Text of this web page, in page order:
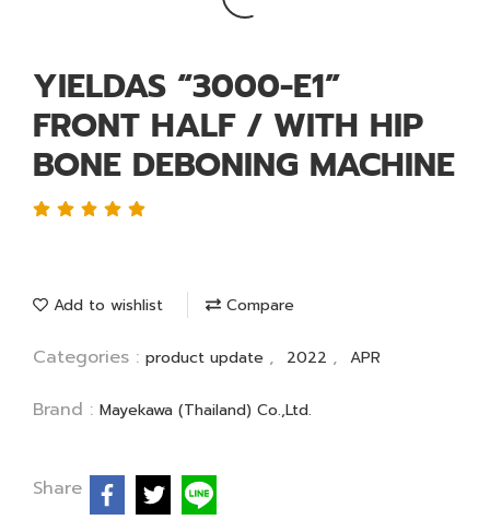
YIELDAS “3000-E1”
FRONT HALF / WITH HIP
BONE DEBONING MACHINE
Add to wishlist Compare
Categories : product update , 2022 , APR
Brand : Mayekawa (Thailand) Co.,Ltd.
Share